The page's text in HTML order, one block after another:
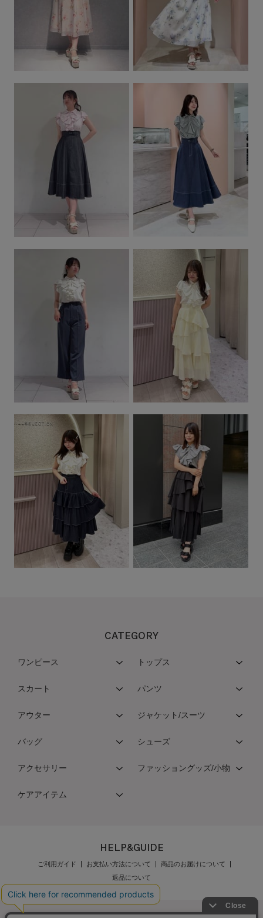
CATEGORY
ワンピース トップス
スカート パンツ
アウター ジャケット/スーツ
バッグ シューズ
アクセサリー ファッショングッズ/小物
ケアアイテム
HELP&GUIDE
ご利用ガイド お支払い方法について
商品のお届けについて
返品について